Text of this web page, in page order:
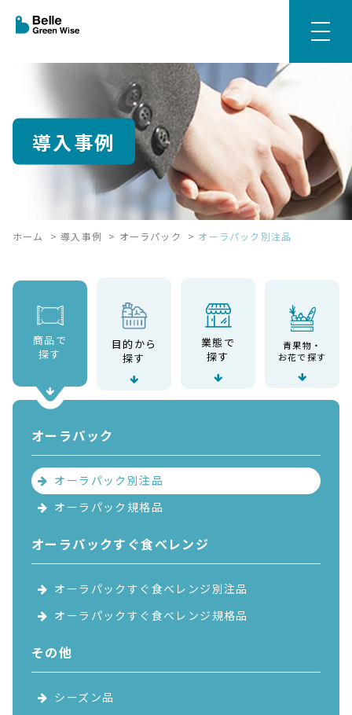
導入事例
ホーム >導入事例 > オーラパック > オーラパック別注品
商品で
探す
目的から
探す
業態で
探す
青果物・
お花で探す
オーラパック
オーラパック別注品
オーラパック規格品
オーラパックすぐ食べレンジ
オーラパックすぐ食べレンジ別注品
オーラパックすぐ食べレンジ規格品
その他
シーズン品